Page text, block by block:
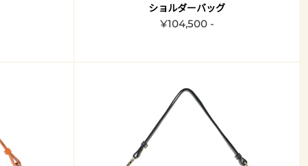
ショルダーバッグ
¥104,500 -